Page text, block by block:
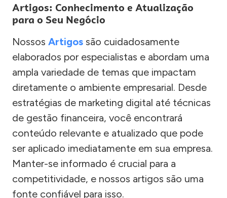
Artigos: Conhecimento e Atualização
para o Seu Negócio
Nossos Artigos são cuidadosamente
elaborados por especialistas e abordam uma
ampla variedade de temas que impactam
diretamente o ambiente empresarial. Desde
estratégias de marketing digital até técnicas
de gestão financeira, você encontrará
conteúdo relevante e atualizado que pode
ser aplicado imediatamente em sua empresa.
Manter-se informado é crucial para a
competitividade, e nossos artigos são uma
fonte confiável para isso.